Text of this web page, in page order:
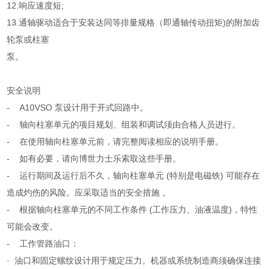
12.响应速度短;
13.通轴驱动适合于安装达同等排量规格（即通轴传动扭矩)的附加齿
轮泵或柱塞
泵。
安全说明
- A10VSO 泵设计用于开式回路中。
- 轴向柱塞单元的项目规划、组装和调试须由合格人员进行。
- 在使用轴向柱塞单元前，请完整阅读相应的说明手册。
- 如有必要，请向博世力士乐索取这些手册。
- 运行期间及运行后不久，轴向柱塞单元 (特别是电磁铁) 可能存在
造成灼伤的风险。应采取适当的安全措施 。
- 根据轴向柱塞单元的不同工作条件 (工作压力、油液温度)，特性
可能会改变。
- 工作管路油口：
· 油口和固定螺纹设计用于规定压力。机器或系统制造商须确保连接